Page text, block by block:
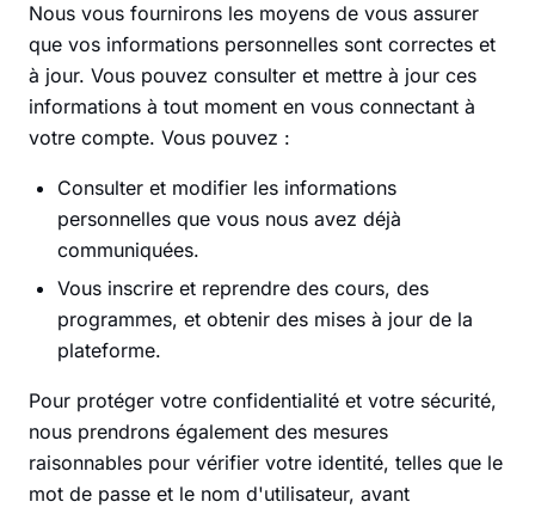
Nous vous fournirons les moyens de vous assurer
que vos informations personnelles sont correctes et
à jour. Vous pouvez consulter et mettre à jour ces
informations à tout moment en vous connectant à
votre compte. Vous pouvez :
Consulter et modifier les informations
personnelles que vous nous avez déjà
communiquées.
Vous inscrire et reprendre des cours, des
programmes, et obtenir des mises à jour de la
plateforme.
Pour protéger votre confidentialité et votre sécurité,
nous prendrons également des mesures
raisonnables pour vérifier votre identité, telles que le
mot de passe et le nom d'utilisateur, avant